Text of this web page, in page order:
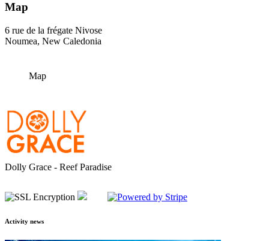
Map
6 rue de la frégate Nivose
Noumea, New Caledonia
Map
Dolly Grace - Reef Paradise
Activity news